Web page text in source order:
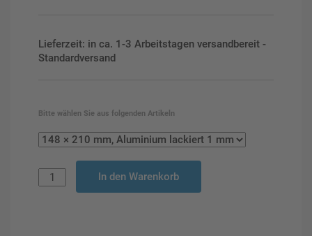
Lieferzeit: in ca. 1-3 Arbeitstagen versandbereit -
Standardversand
Bitte wählen Sie aus folgenden Artikeln
In den Warenkorb